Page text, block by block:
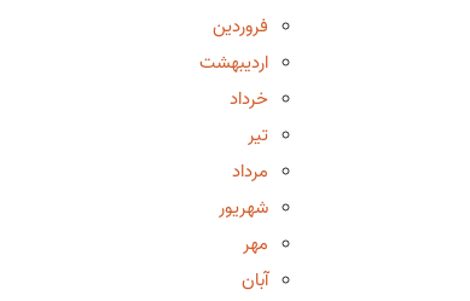
فروردین
اردیبهشت
خرداد
تیر
مرداد
شهریور
مهر
آبان